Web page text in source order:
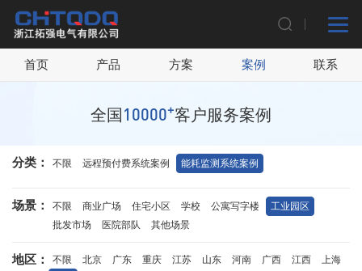
首页 产品 方案 案例 联系
全国 10000+客户服务案例
分类： 不限 远程预付费系统案例 能耗监测系统案例
场景： 不限 商业广场 住宅小区 学校 公寓写字楼
工业园区
批发市场
医院部队 其他场景
地区： 不限 北京 广东 重庆 江苏 山东 河南 广西 江西
上海